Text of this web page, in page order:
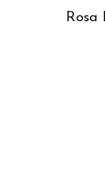
Rosa